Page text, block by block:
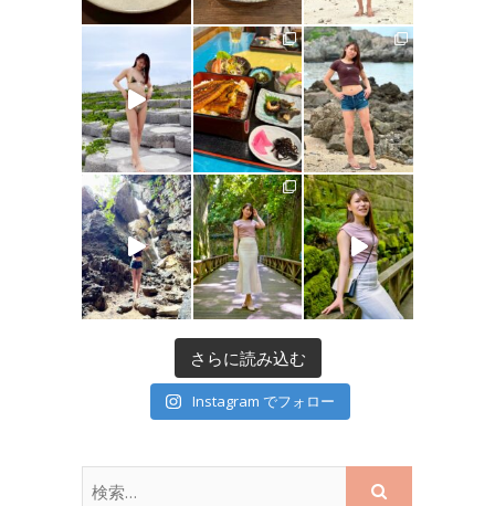
さらに読み込む
Instagram でフォロー